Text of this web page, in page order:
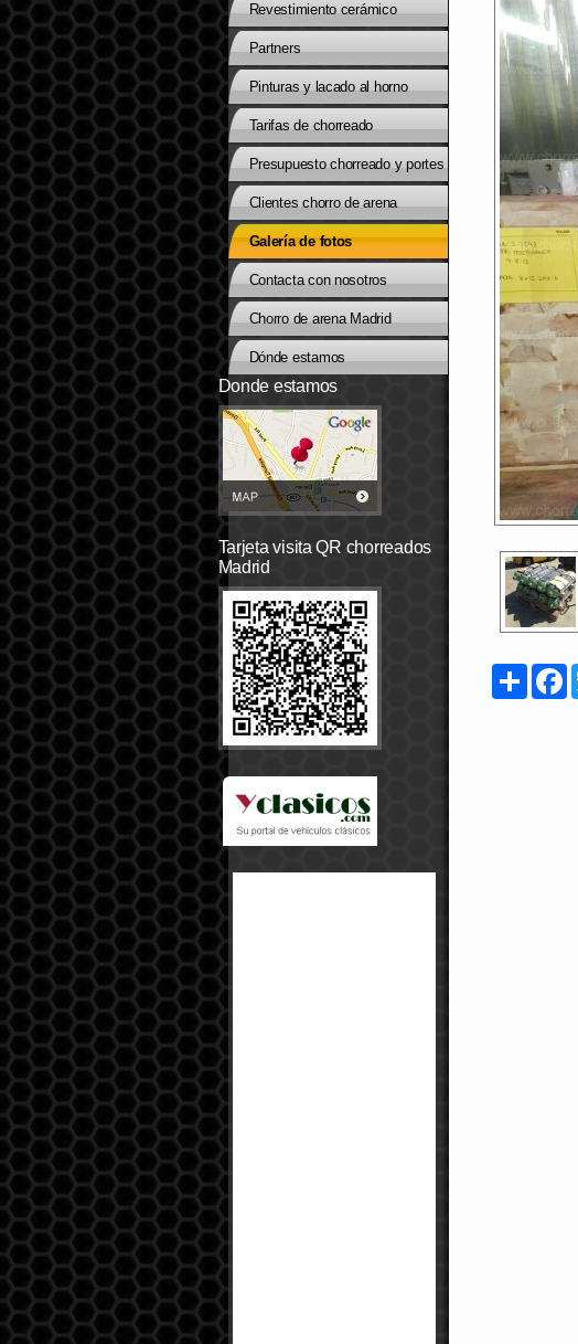
Share
Revestimiento cerámico
Partners
Pinturas y lacado al horno
Tarifas de chorreado
Presupuesto chorreado y portes
Clientes chorro de arena
Galería de fotos
Contacta con nosotros
Chorro de arena Madrid
Dónde estamos
Donde estamos
Tarjeta visita QR chorreados
Madrid